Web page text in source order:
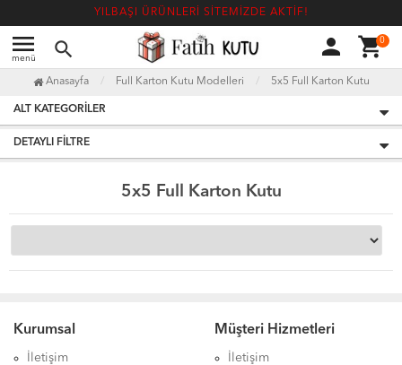
YILBAŞI ÜRÜNLERİ SİTEMİZDE AKTİF!
menu
menü search person shopping_cart0
Anasayfa Full Karton Kutu Modelleri 5x5 Full Karton Kutu
ALT KATEGORILER
DETAYLI FILTRE
5x5 Full Karton Kutu
Kurumsal
İletişim
Müşteri Hizmetleri
İletişim